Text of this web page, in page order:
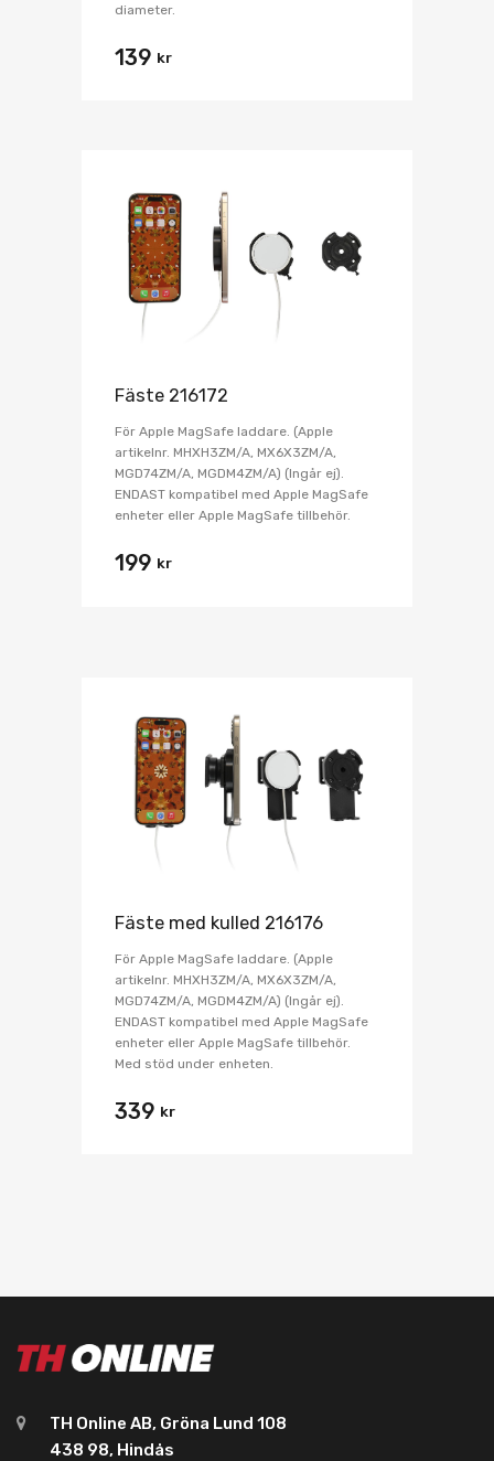
diameter.
139 kr
Fäste 216172
För Apple MagSafe laddare. (Apple
artikelnr. MHXH3ZM/A, MX6X3ZM/A,
MGD74ZM/A, MGDM4ZM/A) (Ingår ej).
ENDAST kompatibel med Apple MagSafe
enheter eller Apple MagSafe tillbehör.
199 kr
Fäste med kulled 216176
För Apple MagSafe laddare. (Apple
artikelnr. MHXH3ZM/A, MX6X3ZM/A,
MGD74ZM/A, MGDM4ZM/A) (Ingår ej).
ENDAST kompatibel med Apple MagSafe
enheter eller Apple MagSafe tillbehör.
Med stöd under enheten.
339 kr
TH Online AB, Gröna Lund 108
438 98, Hindås